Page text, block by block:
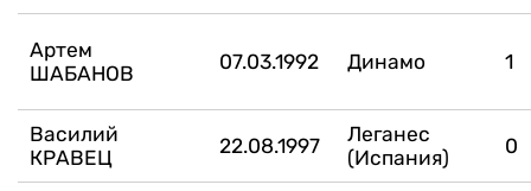
Артем
ШАБАНОВ
07.03.1992 Динамо 1
Василий
КРАВЕЦ
22.08.1997
Леганес
(Испания)
0